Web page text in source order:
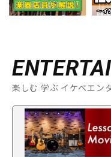
楽しむ 学ぶ イケベエン